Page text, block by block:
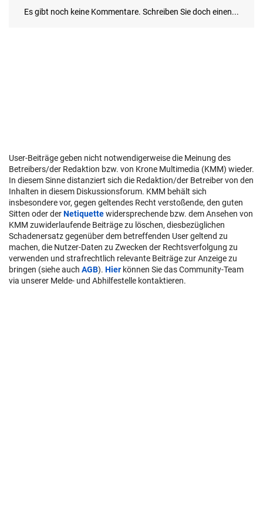
User-Beiträge geben nicht notwendigerweise die Meinung des
Betreibers/der Redaktion bzw. von Krone Multimedia (KMM) wieder.
In diesem Sinne distanziert sich die Redaktion/der Betreiber von den
Inhalten in diesem Diskussionsforum. KMM behält sich
insbesondere vor, gegen geltendes Recht verstoßende, den guten
Sitten oder derNetiquettewidersprechende bzw. dem Ansehen von
KMM zuwiderlaufende Beiträge zu löschen, diesbezüglichen
Schadenersatz gegenüber dem betreffenden User geltend zu
machen, die Nutzer-Daten zu Zwecken der Rechtsverfolgung zu
verwenden und strafrechtlich relevante Beiträge zur Anzeige zu
bringen (siehe auch AGB). Hier können Sie das Community-Team
via unserer Melde- und Abhilfestelle kontaktieren.